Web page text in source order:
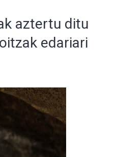
aztertu ditu
edariari